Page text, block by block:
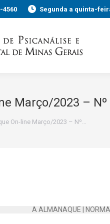
4560 Segunda a quinta-
Março/2023 – Nº
On-line Março/2023 – Nº…
A ALMANAQUE